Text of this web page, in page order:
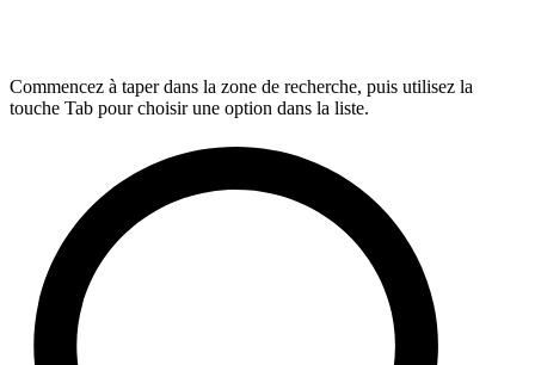
Commencez à taper dans la zone de recherche, puis utilisez la
touche Tab pour choisir une option dans la liste.